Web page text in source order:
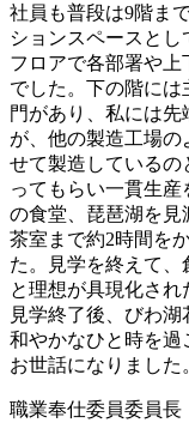
社員も普段は9階ま
ションスペースとし
フロアで各部署や上
でした。下の階に
門があり、私には
が、他の製造工場
せて製造しているの
ってもらい一貫生
の食堂、琵琶湖を見
茶室まで約2時間を
た。見学を終えて
と理想が具現化され
見学終了後、びわ
和やかなひと時を過
お世話になりました
職業奉仕委員委員